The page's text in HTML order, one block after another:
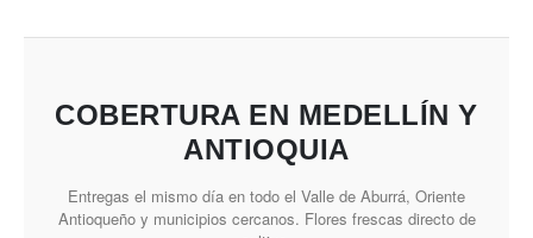
COBERTURA EN MEDELLÍN Y
ANTIOQUIA
Entregas el mismo día en todo el Valle de Aburrá, Oriente
Antioqueño y municipios cercanos. Flores frescas directo de